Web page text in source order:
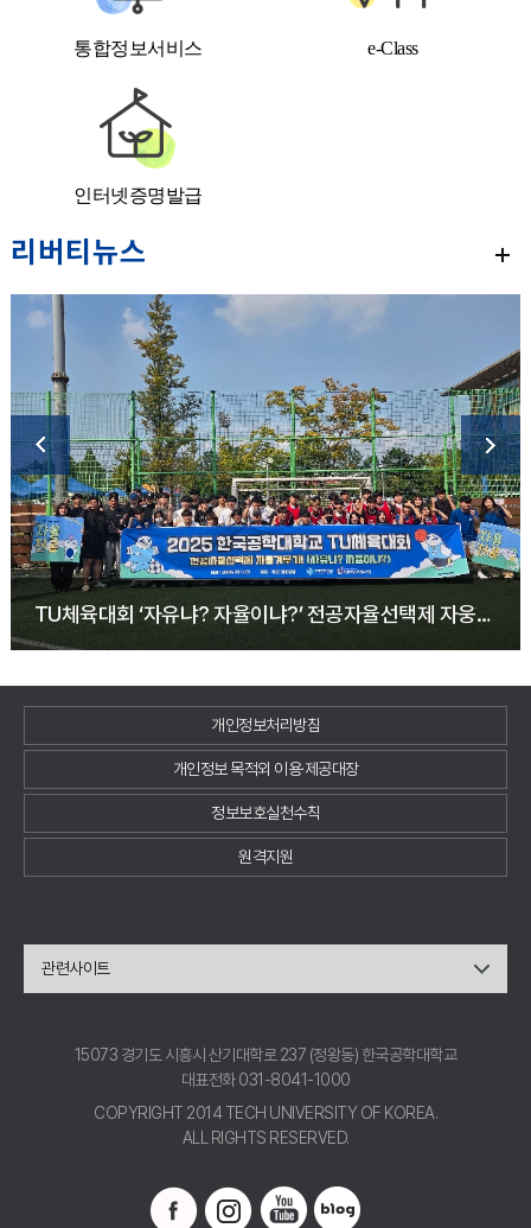
통합정보서비스 e-Class
인터넷증명발급
리버티뉴스
TU체육대회 ‘자유냐? 자율이냐?’ 전공자율선택제 자웅겨루기 개최
개인정보처리방침
개인정보 목적외 이용·제공대장
정보보호실천수칙
원격지원
관련사이트
15073 경기도 시흥시 산기대학로 237 (정왕동) 한국공학대학교
대표전화 031-8041-1000
COPYRIGHT 2014 TECH UNIVERSITY OF KOREA.
ALL RIGHTS RESERVED.